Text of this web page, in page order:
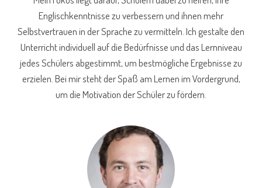
Englischkenntnisse zu verbessern und ihnen mehr
Selbstvertrauen in der Sprache zu vermitteln. Ich gestalte den
Unterricht individuell auf die Bedürfnisse und das Lernniveau
jedes Schülers abgestimmt, um bestmögliche Ergebnisse zu
erzielen. Bei mir steht der Spaß am Lernen im Vordergrund,
um die Motivation der Schüler zu fördern.